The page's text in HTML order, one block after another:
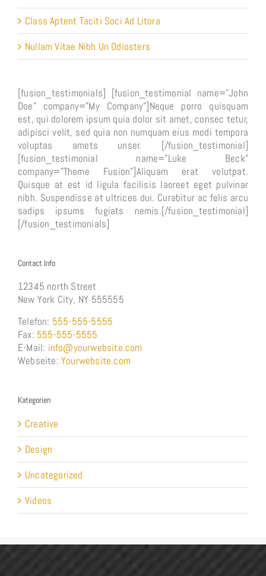
Class Aptent Taciti Soci Ad Litora
Nullam Vitae Nibh Un Odiosters
Doe" company="My Company"]Neque porro quisquam
est, qui dolorem ipsum quia dolor sit amet, consec tetur,
adipisci velit, sed quia non numquam eius modi tempora
voluptas amets unser. [/fusion_testimonial]
[fusion_testimonial name="Luke Beck"
company="Theme Fusion"]Aliquam erat volutpat.
Quisque at est id ligula facilisis laoreet eget pulvinar
nibh. Suspendisse at ultrices dui. Curabitur ac felis arcu
sadips ipsums fugiats nemis.[/fusion_testimonial]
[/fusion_testimonials]
New York City, NY 555555
555-555-5555
Fax:555-555-5555
E-Mail:info@yourwebsite.com
Webseite:Yourwebsite.com
Design
Uncategorized
Videos